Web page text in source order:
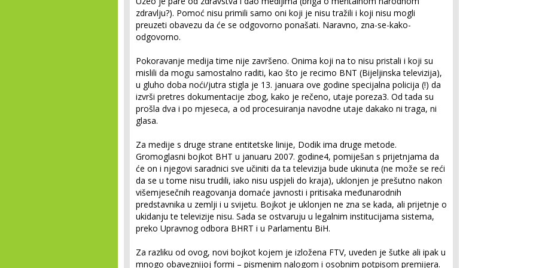
zdravlju?). Pomoć nisu primili samo oni koji je nisu tražili i koji nisu mogli
preuzeti obavezu da će se odgovorno ponašati. Naravno, zna-se-kako-
odgovorno.
Pokoravanje medija time nije završeno. Onima koji na to nisu pristali i koji su
mislili da mogu samostalno raditi, kao što je recimo BNT (Bijeljinska televizija),
u gluho doba noći/jutra stigla je 13. januara ove godine specijalna policija (!) da
izvrši pretres dokumentacije zbog, kako je rečeno, utaje poreza3. Od tada su
prošla dva i po mjeseca, a od procesuiranja navodne utaje dakako ni traga, ni
glasa.
Za medije s druge strane entitetske linije, Dodik ima druge metode.
Gromoglasni bojkot BHT u januaru 2007. godine4, pomiješan s prijetnjama da
će on i njegovi saradnici sve učiniti da ta televizija bude ukinuta (ne može se reći
da se u tome nisu trudili, iako nisu uspjeli do kraja), uklonjen je prešutno nakon
višemjesečnih reagovanja domaće javnosti i pritisaka međunarodnih
predstavnika u zemlji i u svijetu. Bojkot je uklonjen ne zna se kada, ali prijetnje o
ukidanju te televizije nisu. Sada se ostvaruju u legalnim institucijama sistema,
preko Upravnog odbora BHRT i u Parlamentu BiH.
Za razliku od ovog, novi bojkot kojem je izložena FTV, uveden je šutke ali ipak u
mnogo obaveznijoj formi – pismenim nalogom i osobnim potpisom premijera.